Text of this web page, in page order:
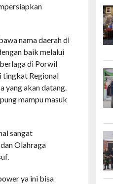
nama daerah di
baik melalui
di Porwil
tingkat Regional
yang akan datang.
mampu masuk
sangat
Olahraga
ya ini bisa